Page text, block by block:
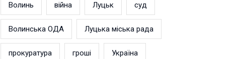
Волинь війна Луцьк суд
Волинська ОДА Луцька міська рада
прокуратура гроші Україна